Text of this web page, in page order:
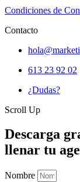
Condiciones de
Contacto
613 23 92 02
¿Dudas?
Scroll Up
Descarga
llenar tu
Nombre